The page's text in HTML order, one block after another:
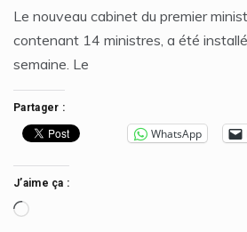
Le nouveau cabinet du premier
contenant 14 ministres, a été
semaine. Le
Partager :
WhatsApp
J’aime ça :
Chargement…